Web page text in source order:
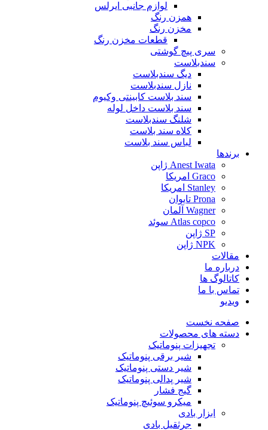
لوازم جانبی ایرلس
همزن رنگ
مخزن رنگ
قطعات مخزن رنگ
سری پیچ گوشتی
سندبلاست
دیگ سندبلاست
نازل سندبلاست
سند بلاست کابینتی وکیوم
سند بلاست داخل لوله
شلنگ سندبلاست
کلاه سند بلاست
لباس سند بلاست
برندها
Anest Iwata ژاپن
Graco امریکا
Stanley امریکا
Prona تایوان
Wagner آلمان
Atlas copco سوئد
SP ژاپن
NPK ژاپن
مقالات
درباره ما
کاتالوگ ها
تماس با ما
ویدیو
صفحه نخست
دسته های محصولات
تجهیزات پنوماتیک
شیر برقی پنوماتیک
شیر دستی پنوماتیک
شیر پدالی پنوماتیک
گیج فشار
میکرو سوئیچ پنوماتیک
ابزار بادی
جرثقیل بادی